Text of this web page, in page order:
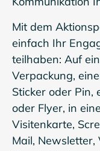
Kommunikation
Mit dem
einfach Ihr
teilhaben: Auf
Verpackung,
Sticker oder Pin,
oder Flyer, in
Visitenkarte,
Mail, Newsletter,